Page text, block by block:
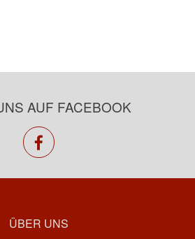
AUF FACEBOOK
facebook
ÜBER UNS